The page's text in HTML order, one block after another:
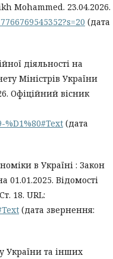
Mohammed. 23.04.2026.
(дата
діяльності на
Міністрів України
Офіційний вісник
%D1%80#Text (дата
в Україні : Закон
01.01.2025. Відомості
18. URL:
(дата звернення:
України та інших